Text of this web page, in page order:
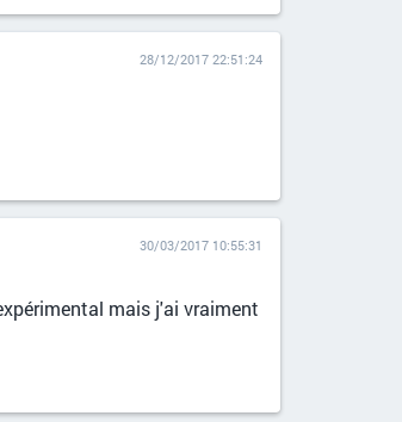
28/12/2017 22:51:24
30/03/2017 10:55:31
mais j'ai vraiment